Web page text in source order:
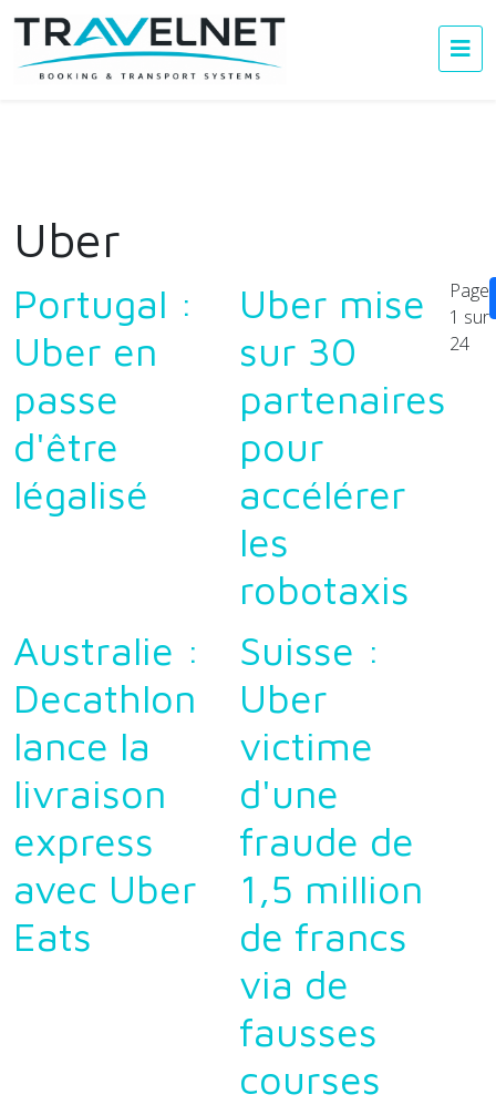
Uber
Portugal :
Uber en
passe
d'être
légalisé
Uber mise
sur 30
partenaires
pour
accélérer
les
robotaxis
Australie :
Decathlon
lance la
livraison
express
avec Uber
Eats
Suisse :
Uber
victime
d'une
fraude de
1,5 million
de francs
via de
fausses
courses
Page
1 sur
24